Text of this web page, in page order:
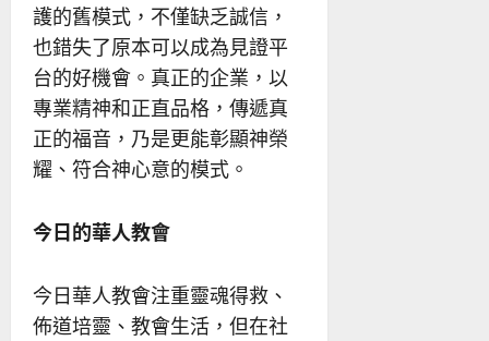
護的舊模式，不僅缺乏誠信，
也錯失了原本可以成為見證平
台的好機會。真正的企業，以
專業精神和正直品格，傳遞真
正的福音，乃是更能彰顯神榮
耀、符合神心意的模式。
今日的華人教會
今日華人教會注重靈魂得救、
佈道培靈、教會生活，但在社